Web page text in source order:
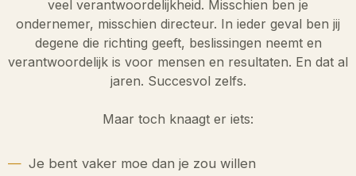
veel verantwoordelijkheid. Misschien ben je
ondernemer, misschien directeur. In ieder geval ben jij
degene die richting geeft, beslissingen neemt en
verantwoordelijk is voor mensen en resultaten. En dat al
jaren. Succesvol zelfs.
Maar toch knaagt er iets:
Je bent vaker moe dan je zou willen